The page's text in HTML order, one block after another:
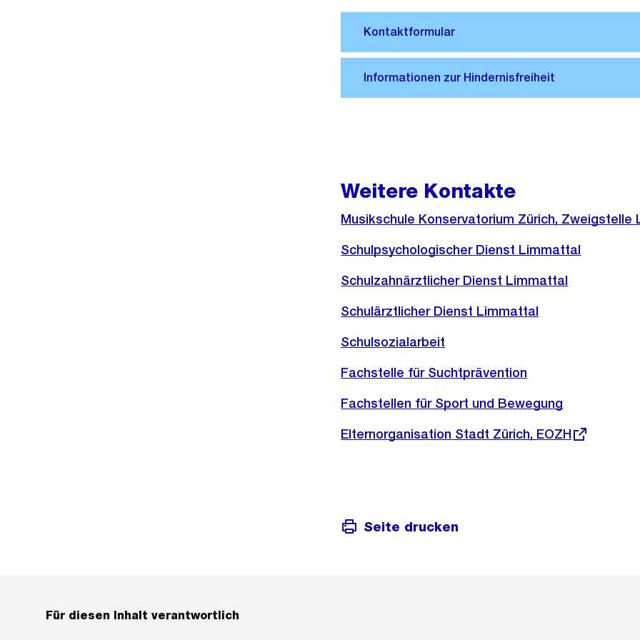
Weitere Kontakte
Musikschule Konservatorium Zürich, Zweigstelle
Schulpsychologischer Dienst Limmattal
Schulzahnärztlicher Dienst Limmattal
Schulärztlicher Dienst Limmattal
Schulsozialarbeit
Fachstelle für Suchtprävention
Fachstellen für Sport und Bewegung
Externer
Link:
Elternorganisation Stadt Zürich, EOZH
Seite drucken
Für diesen Inhalt verantwortlich